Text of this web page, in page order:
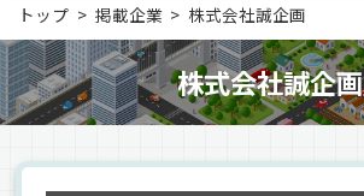
トップ 掲載企業 株式会社誠企画
株式会社誠企画